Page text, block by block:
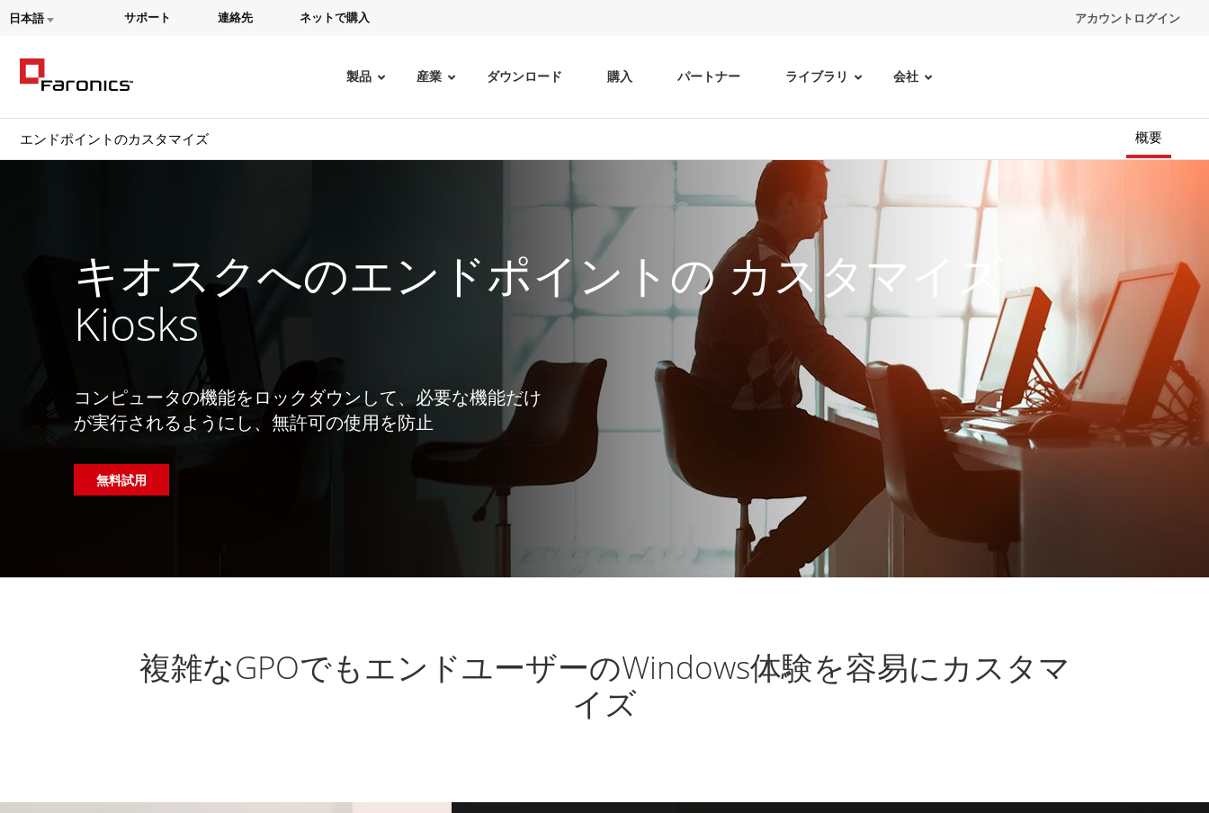
日本語 サポート 連絡先 ネットで購入 アカウントログイン
製品 産業 ダウンロード 購入 パートナー ライブラリ 会社
エンドポイントのカスタマイズ 概要
キオスクへのエンドポイントの カスタマイズ
Kiosks
コンピュータの機能をロックダウンして、必要な機能だけ
が実行されるようにし、無許可の使用を防止
無料試用
複雑なGPOでもエンドユーザーのWindows体験を容易にカスタマ
イズ